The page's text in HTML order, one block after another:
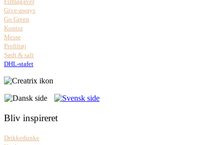
Give-aways
Go Green
Kontor
Messe
Profiltøj
Sødt & salt
DHL-stafet
Bliv inspireret
Drikkedunke